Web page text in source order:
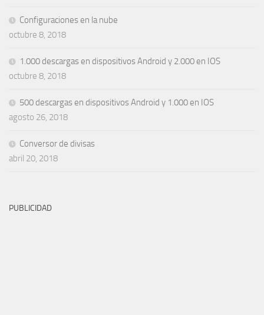
Configuraciones en la nube
octubre 8, 2018
1.000 descargas en dispositivos Android y 2.000 en IOS
octubre 8, 2018
500 descargas en dispositivos Android y 1.000 en IOS
agosto 26, 2018
Conversor de divisas
abril 20, 2018
PUBLICIDAD